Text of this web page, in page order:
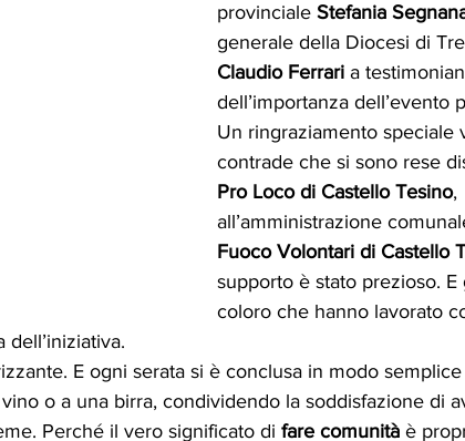
provinciale Stefania
generale della Diocesi di
Claudio Ferrari a
dell’importanza dell’evento
Un ringraziamento speciale
contrade che si sono rese
Pro Loco di Castello Tesino,
all’amministrazione
Fuoco Volontari di Castello
supporto è stato prezioso.
coloro che hanno lavorato
E ogni serata si è conclusa in modo
o a una birra, condividendo la soddisfazione di
Perché il vero significato di fare comunità è